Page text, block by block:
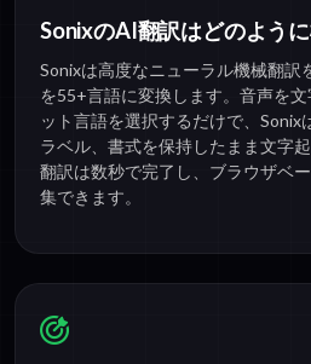
SonixのAI翻訳はどのよう
Sonixは高度なニューラル機械翻訳
を55+言語に変換します。音声を
ット言語を選択するだけで、Sonix
ラベル、書式を保持したまま文字
翻訳は数秒で完了し、ブラウザベ
集できます。